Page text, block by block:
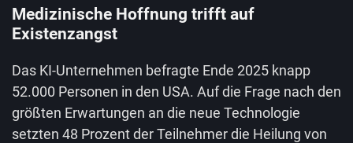
Medizinische Hoffnung trifft auf
Existenzangst
Das KI-Unternehmen befragte Ende 2025 knapp
52.000 Personen in den USA. Auf die Frage nach den
größten Erwartungen an die neue Technologie
setzten 48 Prozent der Teilnehmer die Heilung von